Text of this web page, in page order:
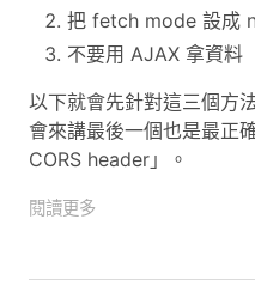
把 fetch mode 設成
不要用 AJAX 拿資料
以下就會先針對這三個方
會來講最後一個也是最正
CORS header」。
閱讀更多